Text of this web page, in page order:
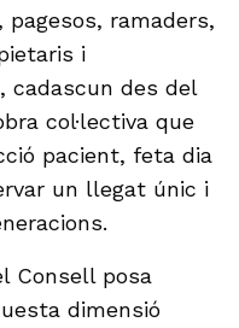
ramaders,
i
des del
col·lectiva que
pacient, feta dia
un llegat únic i
Consell posa
dimensió